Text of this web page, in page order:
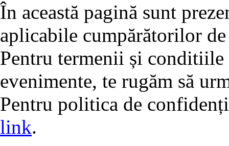
În această pagină sunt
aplicabile cumpărătorilor
Pentru termenii și
evenimente, te rugăm să
Pentru politica de
link.